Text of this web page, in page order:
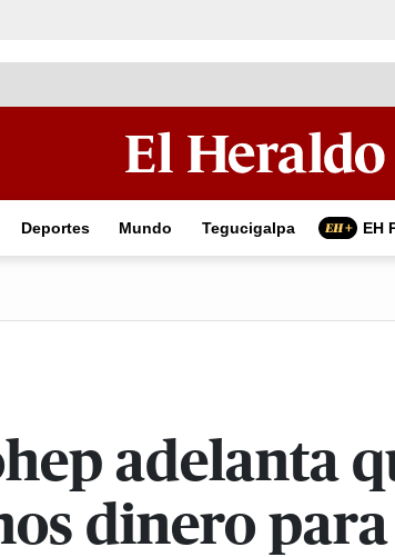
Deportes Mundo Tegucigalpa EH
adelanta
dinero